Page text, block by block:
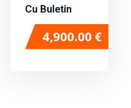
Cu Buletin
4,900.00 €